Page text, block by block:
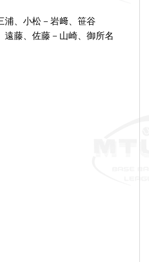
浦、小松－岩﨑、笹谷
藤、佐藤－山崎、御所名